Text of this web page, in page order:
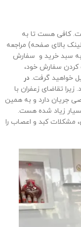
کافی هست تا به
بالای صفحه) مراجعه
سبد خرید و سفارش
کردن سفارش خود،
در
تقاضای زعفران با
جریان دارد و به همین
زیاد شده هست.
مشکلات کبد و اعصاب را